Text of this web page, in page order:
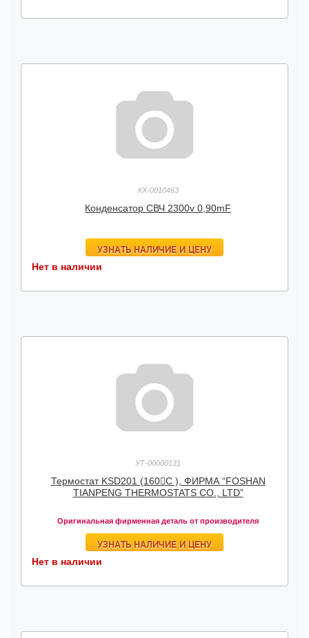
КХ-0010463
Конденсатор СВЧ 2300v 0,90mF
УЗНАТЬ НАЛИЧИЕ И ЦЕНУ
Нет в наличии
УТ-00000131
Термостат KSD201 (160C ), ФИРМА “FOSHAN
TIANPENG THERMOSTATS CO., LTD”
Оригинальная фирменная деталь от производителя
УЗНАТЬ НАЛИЧИЕ И ЦЕНУ
Нет в наличии